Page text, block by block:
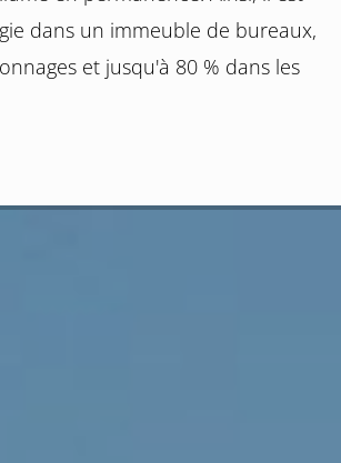
dans un immeuble de bureaux,
et jusqu'à 80 % dans les